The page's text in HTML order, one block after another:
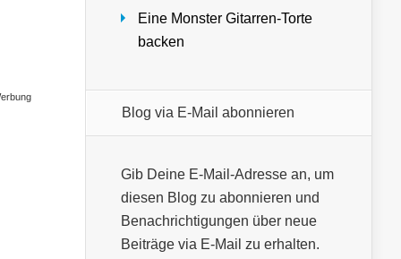
Eine Monster Gitarren-Torte
backen
Blog via E-Mail abonnieren
Gib Deine E-Mail-Adresse an, um
diesen Blog zu abonnieren und
Benachrichtigungen über neue
Beiträge via E-Mail zu erhalten.